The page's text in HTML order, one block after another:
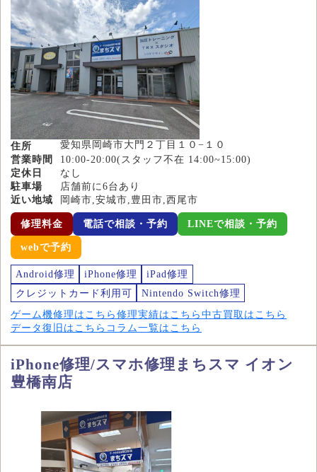
住所
愛知県岡崎市大門２丁目１０−１０
営業時間
10:00-20:00(スタッフ不在 14:00~15:00)
定休日
なし
駐車場
店舗前に6台あり
近い地域
岡崎市,安城市,豊田市,西尾市
修理料金 電話で相談・予約 LINEで相談・予約
webで予約
Android修理 iPhone修理
iPad修理
クレジットカード利用可
Nintendo Switch修理
ゲーム機修理はこちら 修理実績はこちら 中古買取はこちら
データ復旧はこちら コラム一覧はこちら
iPhone修理/スマホ修理まちスマ イオン
豊橋南店